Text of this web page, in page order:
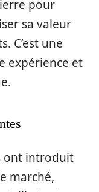
pour
sa valeur
C’est une
expérience et
ont introduit
marché,